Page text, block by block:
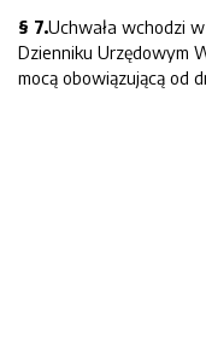
§ 7.Uchwała wchodzi
Dzienniku Urzędowym
mocą obowiązującą od